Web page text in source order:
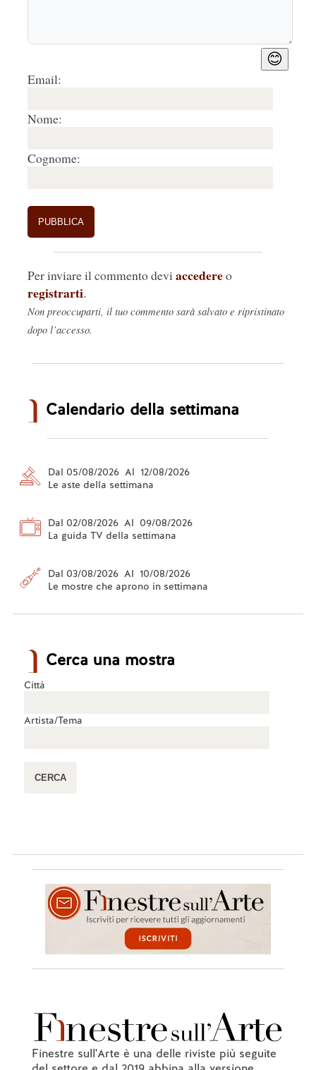
😊
Email:
Nome:
Cognome:
Per inviare il commento devi accedereo
registrarti.
Non preoccuparti, il tuo commento sarà salvato e ripristinato
dopo l’accesso.
Calendario della settimana
Dal 05/08/2026 Al 12/08/2026
Le aste della settimana
Dal 02/08/2026 Al 09/08/2026
La guida TV della settimana
Dal 03/08/2026 Al 10/08/2026
Le mostre che aprono in settimana
Cerca una mostra
Città
Artista/Tema
Finestre sull'Arte è una delle riviste più seguite